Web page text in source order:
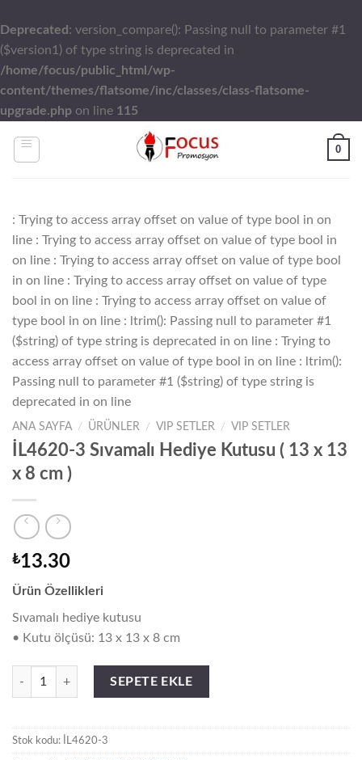
Deprecated : version_compare(): Passing null to parameter #1
($version1) of type string is deprecated in
/home/focus/public_html/wp-
content/themes/flatsome/inc/classes/class-flatsome-
upgrade.php on line 115
0
: Trying to access array offset on value of type bool in on
line : Trying to access array offset on value of type bool in
on line : Trying to access array offset on value of type bool
in on line : Trying to access array offset on value of type
bool in on line : Trying to access array offset on value of
type bool in on line : ltrim(): Passing null to parameter #1
($string) of type string is deprecated in on line : Trying to
access array offset on value of type bool in on line : ltrim():
Passing null to parameter #1 ($string) of type string is
deprecated in on line
Warning/home/focus/
content/themes/
ANA SAYFA / ÜRÜNLER / VIP SETLER / VIP SETLER
İL4620-3 Sıvamalı Hediye Kutusu ( 13 x 13
x 8 cm )
₺13.30
Ürün Özellikleri
Sıvamalı hediye kutusu
• Kutu ölçüsü: 13 x 13 x 8 cm
İL4620-3 Sıvamalı Hediye Kutusu ( 13 x 13 x 8 cm ) adet
SEPETE EKLE
Stok kodu: İL4620-3